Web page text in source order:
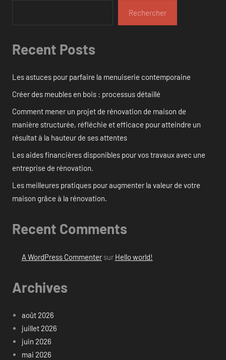
Rechercher
Recent Posts
Les astuces pour parfaire la menuiserie contemporaine
Créer des meubles en bois : processus détaillé
Comment mener un projet de rénovation de maison de
manière structurée, réfléchie et efficace pour atteindre un
résultat à la hauteur de ses attentes
Les aides financières disponibles pour vos travaux avec une
entreprise de rénovation.
Les meilleures pratiques pour augmenter la valeur de votre
maison grâce à la rénovation.
Recent Comments
A WordPress Commentersur Hello world!
Archives
août 2026
juillet 2026
juin 2026
mai 2026